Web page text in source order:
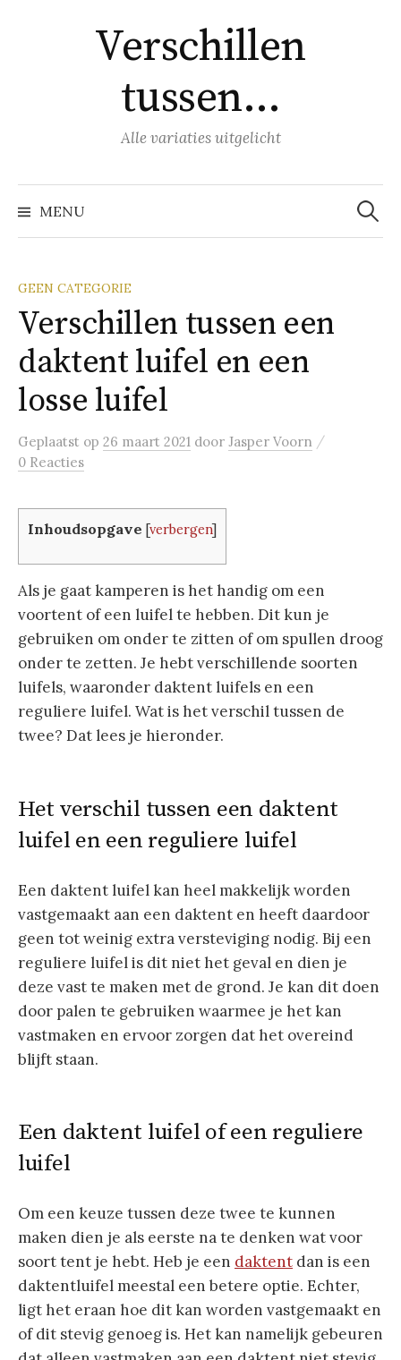
Verschillen
tussen…
Alle variaties uitgelicht
MENU
Zoeken
naar:
GEEN CATEGORIE
Verschillen tussen een
daktent luifel en een
losse luifel
Geplaatst op 26 maart 2021 door Jasper Voorn /
0 Reacties
Inhoudsopgave [verbergen]
Als je gaat kamperen is het handig om een
voortent of een luifel te hebben. Dit kun je
gebruiken om onder te zitten of om spullen droog
onder te zetten. Je hebt verschillende soorten
luifels, waaronder daktent luifels en een
reguliere luifel. Wat is het verschil tussen de
twee? Dat lees je hieronder.
Het verschil tussen een daktent
luifel en een reguliere luifel
Een daktent luifel kan heel makkelijk worden
vastgemaakt aan een daktent en heeft daardoor
geen tot weinig extra versteviging nodig. Bij een
reguliere luifel is dit niet het geval en dien je
deze vast te maken met de grond. Je kan dit doen
door palen te gebruiken waarmee je het kan
vastmaken en ervoor zorgen dat het overeind
blijft staan.
Een daktent luifel of een reguliere
luifel
Om een keuze tussen deze twee te kunnen
maken dien je als eerste na te denken wat voor
soort tent je hebt. Heb je een daktent dan is een
daktentluifel meestal een betere optie. Echter,
ligt het eraan hoe dit kan worden vastgemaakt en
of dit stevig genoeg is. Het kan namelijk gebeuren